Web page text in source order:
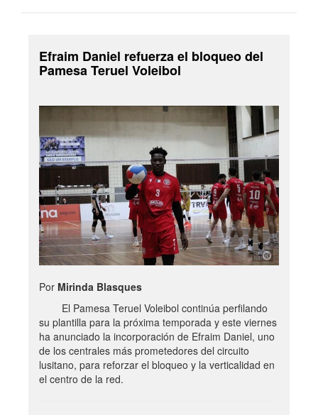
Efraim Daniel refuerza el bloqueo del
Pamesa Teruel Voleibol
Por Mirinda Blasques
El Pamesa Teruel Voleibol continúa perfilando
su plantilla para la próxima temporada y este viernes
ha anunciado la incorporación de Efraim Daniel, uno
de los centrales más prometedores del circuito
lusitano, para reforzar el bloqueo y la verticalidad en
el centro de la red.